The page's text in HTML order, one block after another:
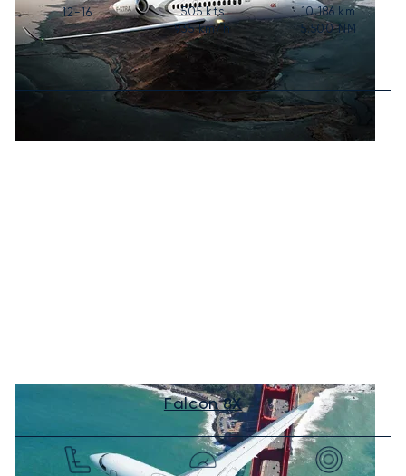
12-16 505kts
935km/h
10.186 km
5.500NM
Falcon 8X